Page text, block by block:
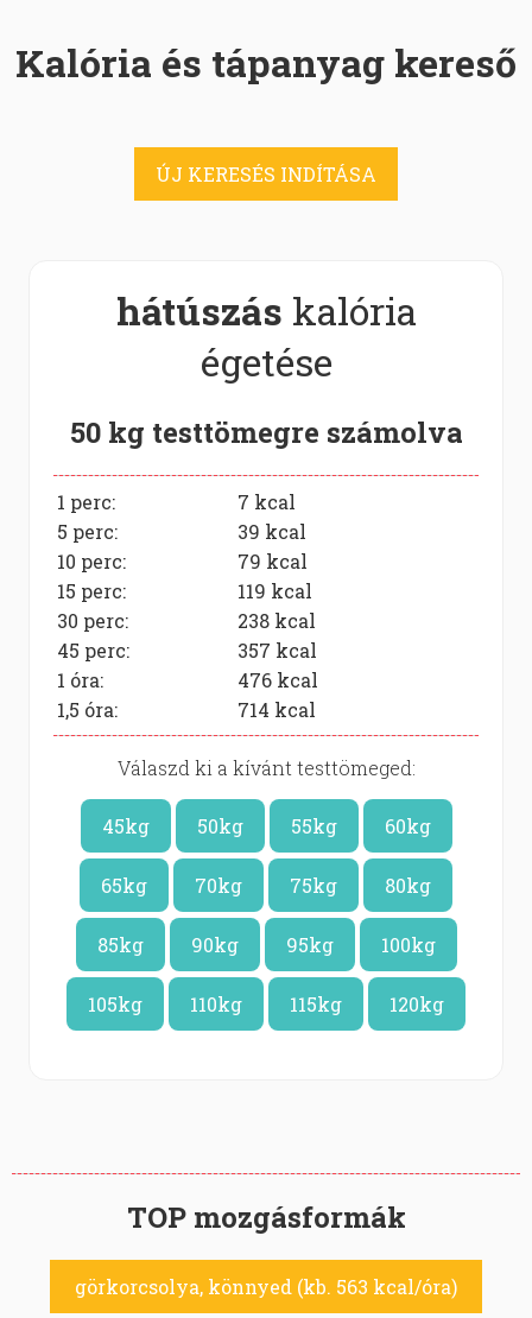
Kalória és tápanyag kereső
ÚJ KERESÉS INDÍTÁSA
hátúszás kalória
égetése
50 kg testtömegre számolva
1 perc: 7 kcal
5 perc:
39 kcal
10 perc:
79 kcal
15 perc:
119 kcal
30 perc:
238 kcal
45 perc:
357 kcal
1 óra:
476 kcal
1,5 óra:
714 kcal
Válaszd ki a kívánt testtömeged:
45kg 50kg 55kg 60kg
65kg 70kg 75kg 80kg
85kg 90kg 95kg 100kg
105kg 110kg 115kg 120kg
TOP mozgásformák
görkorcsolya, könnyed (kb. 563 kcal/óra)